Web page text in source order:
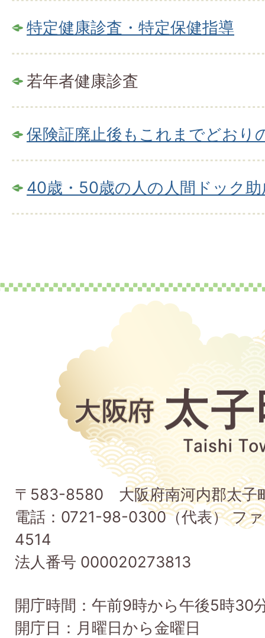
特定健康診査・特定保健指導
若年者健康診査
保険証廃止後もこれまでどおり
40歳・50歳の人の人間ドック助
町
Taishi
Town
〒583-8580 大阪府南河内郡太子
電話：0721-98-0300（代表） フ
4514
法人番号 000020273813
開庁時間：午前9時から午後5時30
開庁日：月曜日から金曜日